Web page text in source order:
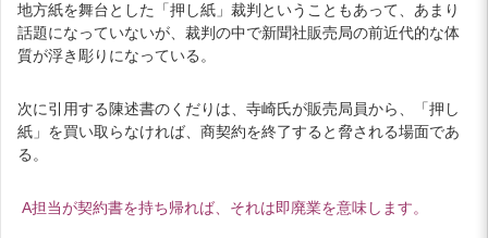
地方紙を舞台とした「押し紙」裁判ということもあって、あまり
話題になっていないが、裁判の中で新聞社販売局の前近代的な体
質が浮き彫りになっている。
次に引用する陳述書のくだりは、寺崎氏が販売局員から、「押し
紙」を買い取らなければ、商契約を終了すると脅される場面であ
る。
A担当が契約書を持ち帰れば、それは即廃業を意味します。